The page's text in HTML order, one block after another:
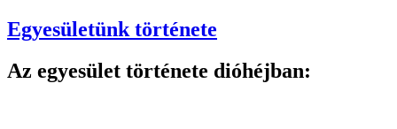
Egyesületünk története
Az egyesület története dióhéjban: